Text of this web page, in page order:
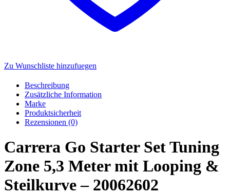
Zu Wunschliste hinzufuegen
Beschreibung
Zusätzliche Information
Marke
Produktsicherheit
Rezensionen (0)
Carrera Go Starter Set Tuning
Zone 5,3 Meter mit Looping &
Steilkurve – 20062602